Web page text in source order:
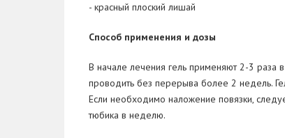
- красный плоский лишай
Способ применения и дозы
В начале лечения гель применяют 2-3 раза
проводить без перерыва более 2 недель.
Если необходимо наложение повязки,
тюбика в неделю.